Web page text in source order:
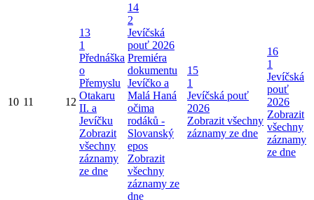
10 11 12
13
1
Přednáška
o
Přemyslu
Otakaru
II. a
Jevíčku
Zobrazit
všechny
záznamy
ze dne
14
2
Jevíčská
pouť 2026
Premiéra
dokumentu
Jevíčko a
Malá Haná
očima
rodáků -
Slovanský
epos
Zobrazit
všechny
záznamy ze
dne
15
1
Jevíčská pouť
2026
Zobrazit všechny
záznamy ze dne
16
1
Jevíčská
pouť
2026
Zobrazit
všechny
záznamy
ze dne